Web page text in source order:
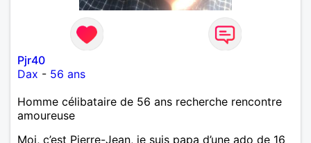
Pjr40
Dax - 56 ans
Homme célibataire de 56 ans recherche rencontre
amoureuse
Moi, c’est Pierre-Jean, je suis papa d’une ado de 16